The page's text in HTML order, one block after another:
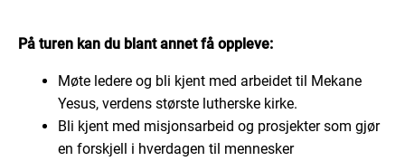
På turen kan du blant annet få oppleve:
Møte ledere og bli kjent med arbeidet til Mekane
Yesus, verdens største lutherske kirke.
Bli kjent med misjonsarbeid og prosjekter som gjør
en forskjell i hverdagen til mennesker